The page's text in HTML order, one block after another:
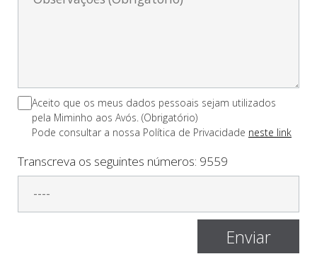
Aceito que os meus dados pessoais sejam utilizados
pela Miminho aos Avós. (Obrigatório)
Pode consultar a nossa Polí­tica de Privacidade neste link
Transcreva os seguintes números: 9559